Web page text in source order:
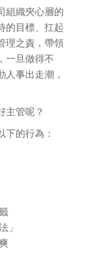
組織夾心層的
的目標、扛起
理之責，帶領
一旦做得不
人事出走潮，
主管呢？
下的行為：
」